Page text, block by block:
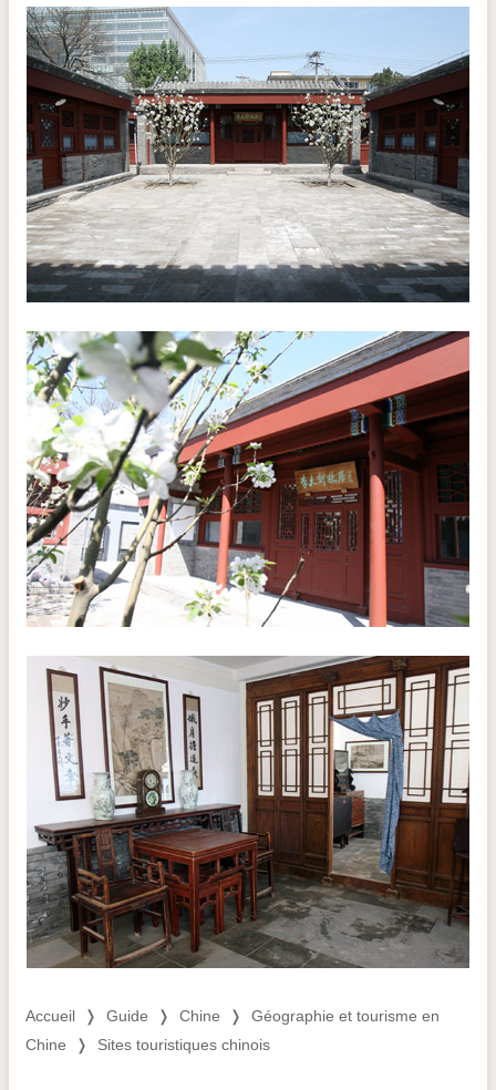
Accueil ❭ Guide ❭ Chine ❭ Géographie et tourisme en
Chine ❭ Sites touristiques chinois